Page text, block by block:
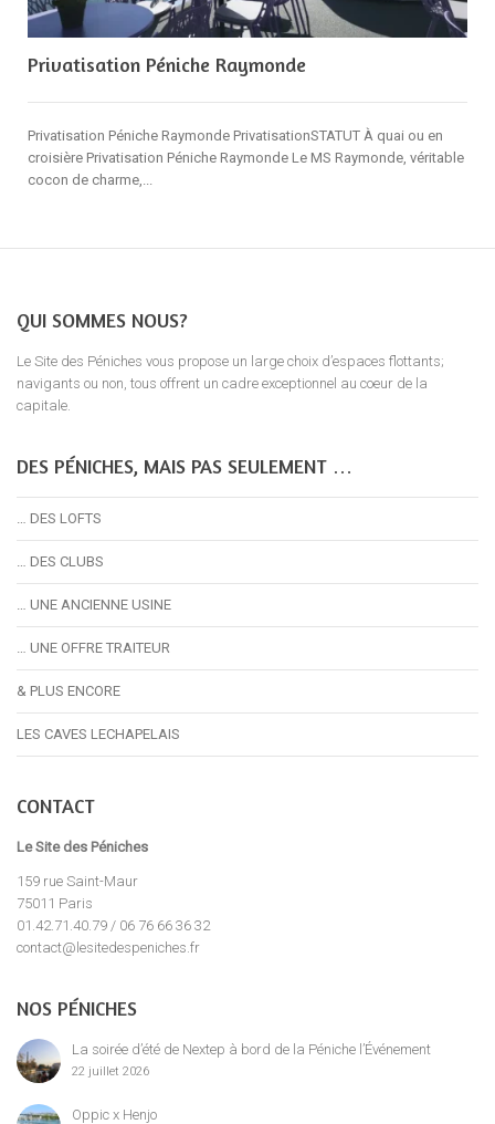
Privatisation Péniche Raymonde
Privatisation Péniche Raymonde PrivatisationSTATUT À quai ou en
croisière Privatisation Péniche Raymonde Le MS Raymonde, véritable
cocon de charme,...
QUI SOMMES NOUS?
Le Site des Péniches vous propose un large choix d’espaces flottants;
navigants ou non, tous offrent un cadre exceptionnel au coeur de la
capitale.
DES PÉNICHES, MAIS PAS SEULEMENT …
… DES LOFTS
… DES CLUBS
… UNE ANCIENNE USINE
… UNE OFFRE TRAITEUR
& PLUS ENCORE
LES CAVES LECHAPELAIS
CONTACT
Le Site des Péniches
159 rue Saint-Maur
75011 Paris
01.42.71.40.79 / 06 76 66 36 32
contact@lesitedespeniches.fr
NOS PÉNICHES
La soirée d’été de Nextep à bord de la Péniche l’Événement
22 juillet 2026
Oppic x Henjo